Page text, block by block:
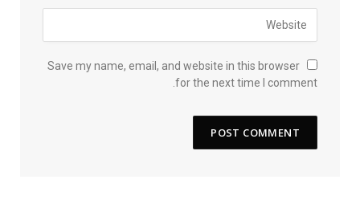
Save my name, email, and website in this browser
for the next time I comment.